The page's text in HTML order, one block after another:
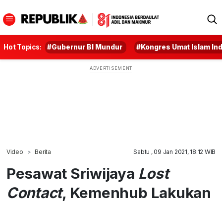
Hot Topics: #Gubernur BI Mundur #Kongres Umat Islam
Video Berita Sabtu , 09 Jan 2021, 18:12 WIB
Pesawat Sriwijaya Lost
Contact, Kemenhub Lakukan